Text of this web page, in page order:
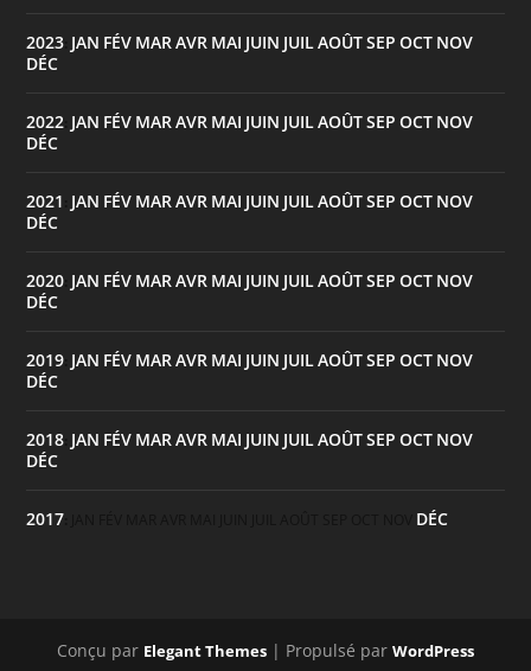
2023 JAN FÉV MAR AVR MAI JUIN JUIL AOÛTSEP OCT NOV
DÉC
2022 JAN FÉV MAR AVR MAI JUIN JUIL AOÛTSEP OCT NOV
DÉC
2021 JAN FÉV MAR AVR MAI JUIN JUIL AOÛTSEP OCT NOV
DÉC
2020 JAN FÉV MAR AVR MAI JUIN JUIL AOÛTSEP OCT NOV
DÉC
2019 JAN FÉV MAR AVR MAI JUIN JUIL AOÛTSEP OCT NOV
DÉC
2018 JAN FÉV MAR AVR MAI JUIN JUIL AOÛTSEP OCT NOV
DÉC
2017 DÉC
Conçu par Elegant Themes | Propulsé par WordPress